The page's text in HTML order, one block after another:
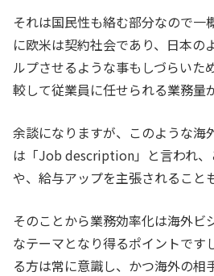
それは国民性も絡む部分なので一
に欧米は契約社会であり、日本の
ルプさせるような事もしづらいた
較して従業員に任せられる業務量
余談になりますが、このような海
は「Job description」と言われ、
や、給与アップを主張されること
そのことから業務効率化は海外ビ
なテーマとなり得るポイントです
る方は常に意識し、かつ海外の相